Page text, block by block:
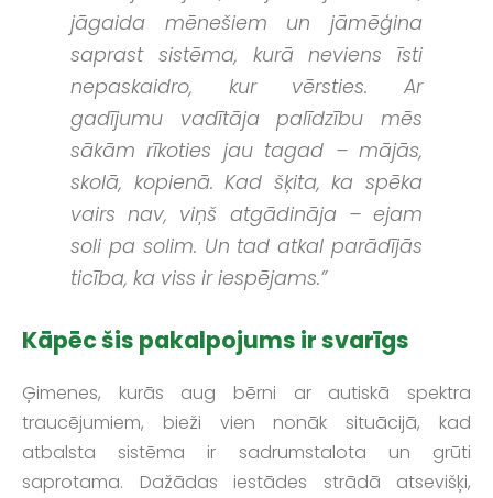
jāgaida mēnešiem un jāmēģina
saprast sistēma, kurā neviens īsti
nepaskaidro, kur vērsties. Ar
gadījumu vadītāja palīdzību mēs
sākām rīkoties jau tagad – mājās,
skolā, kopienā. Kad šķita, ka spēka
vairs nav, viņš atgādināja – ejam
soli pa solim. Un tad atkal parādījās
ticība, ka viss ir iespējams.”
Kāpēc šis pakalpojums ir svarīgs
Ģimenes, kurās aug bērni ar autiskā spektra
traucējumiem, bieži vien nonāk situācijā, kad
atbalsta sistēma ir sadrumstalota un grūti
saprotama. Dažādas iestādes strādā atsevišķi,